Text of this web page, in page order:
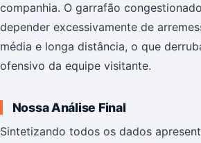
companhia. O garrafão
depender excessivamente de
média e longa distância, o que
ofensivo da equipe visitante.
Nossa Análise Final
Sintetizando todos os dados